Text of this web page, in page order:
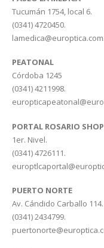
Tucumán 1754, local 6.
(0341) 4720450.
PEATONAL
Córdoba 1245
(0341) 4211998.
PORTAL ROSARIO
1er. Nivel.
(0341) 4726111.
PUERTO NORTE
Av. Cándido Carballo
(0341) 2434799.